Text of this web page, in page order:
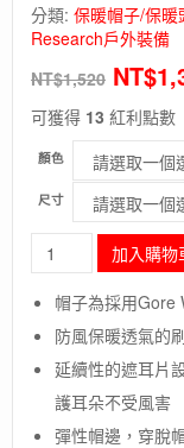
分類: 保暖帽子/保暖
Research戶外裝備
NT$1,520 NT$
可獲得 13 紅利點數
顏色
尺寸
毛
美
國
【Outdoor
Research】
Windwarrior
Hat
加入購物
帽子為採用Gore
防風保暖透氣的
延續性的遮耳片
護耳朵不受風害
彈性帽邊，穿脫